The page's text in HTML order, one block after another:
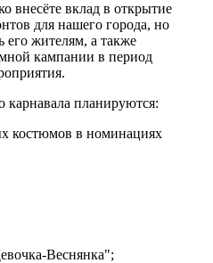
внесёте вклад в открытие
для нашего города, но
его жителям, а также
кампании в период
карнавала планируются:
костюмов в номинациях
Веснянка";